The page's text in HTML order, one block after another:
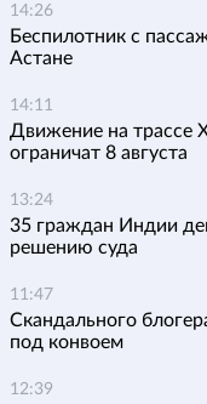
14:26
Беспилотник с
Астане
14:11
Движение на трассе
ограничат 8 августа
13:24
35 граждан Индии
решению суда
11:47
Скандального
под конвоем
12:39